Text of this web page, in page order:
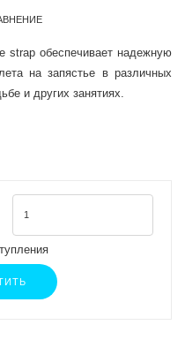
strap обеспечивает надежную
на запястье в различных
и других занятиях.